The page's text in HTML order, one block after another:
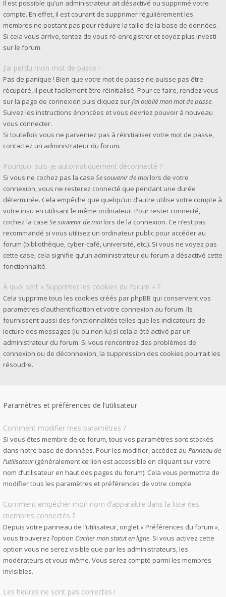
Il est possible qu’un administrateur ait désactivé ou supprimé votre
compte. En effet, il est courant de supprimer régulièrement les
membres ne postant pas pour réduire la taille de la base de données.
Si cela vous arrive, tentez de vous ré-enregistrer et soyez plus investi
sur le forum.
J’ai perdu mon mot de passe !
Pas de panique ! Bien que votre mot de passe ne puisse pas être
récupéré, il peut facilement être réinitialisé. Pour ce faire, rendez vous
sur la page de connexion puis cliquez surJ’ai oublié mon mot de passe.
Suivez les instructions énoncées et vous devriez pouvoir à nouveau
vous connecter.
Si toutefois vous ne parveniez pas à réinitialiser votre mot de passe,
contactez un administrateur du forum.
Pourquoi suis-je automatiquement déconnecté ?
Si vous ne cochez pas la case Se souvenir de moilors de votre
connexion, vous ne resterez connecté que pendant une durée
déterminée. Cela empêche que quelqu’un d’autre utilise votre compte à
votre insu en utilisant le même ordinateur. Pour rester connecté,
cochez la case Se souvenir de moilors de la connexion. Ce n’est pas
recommandé si vous utilisez un ordinateur public pour accéder au
forum (bibliothèque, cyber-café, université, etc.). Si vous ne voyez pas
cette case, cela signifie qu’un administrateur du forum a désactivé cette
fonctionnalité.
À quoi sert « Supprimer les cookies du forum » ?
Cela supprime tous les cookies créés par phpBB qui conservent vos
paramètres d’authentification et votre connexion au forum. Ils
fournissent aussi des fonctionnalités telles que les indicateurs de
lecture des messages (lu ou non lu) si cela a été activé par un
administrateur du forum. Si vous rencontrez des problèmes de
connexion ou de déconnexion, la suppression des cookies pourrait les
résoudre.
Paramètres et préférences de l’utilisateur
Comment modifier mes paramètres ?
Si vous êtes membre de ce forum, tous vos paramètres sont stockés
dans notre base de données. Pour les modifier, accédez au Panneau de
l’utilisateur(généralement ce lien est accessible en cliquant sur votre
nom d’utilisateur en haut des pages du forum). Cela vous permettra de
modifier tous les paramètres et préférences de votre compte.
Comment empêcher mon nom d’apparaître dans la liste des
membres connectés ?
Depuis votre panneau de l’utilisateur, onglet « Préférences du forum »,
vous trouverez l’option Cacher mon statut en ligne. Si vous activez cette
option vous ne serez visible que par les administrateurs, les
modérateurs et vous-même. Vous serez compté parmi les membres
invisibles.
Les heures ne sont pas correctes !